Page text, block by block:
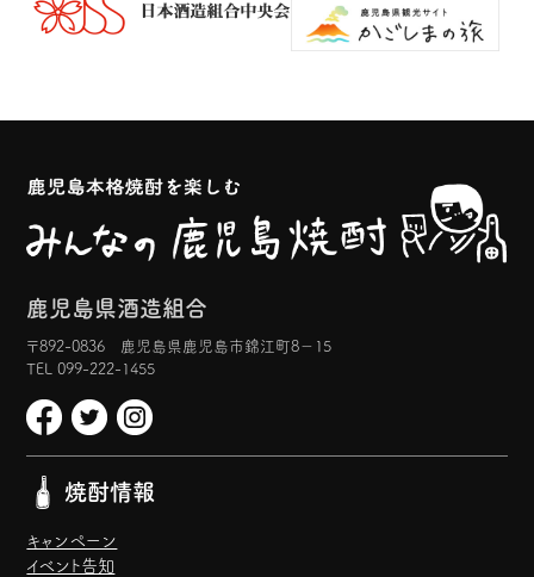
鹿児島県酒造組合
〒892-0836 鹿児島県鹿児島市錦江町8−15
TEL 099-222-1455
焼酎情報
キャンペーン
イベント告知